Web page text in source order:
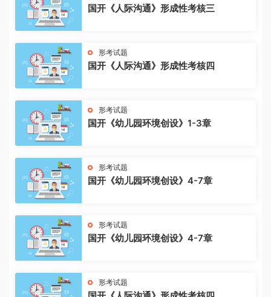
国开《人际沟通》形成性考核三
形考试题
国开《人际沟通》形成性考核四
形考试题
国开《幼儿园环境创设》1-3章
形考试题
国开《幼儿园环境创设》4-7章
形考试题
国开《幼儿园环境创设》4-7章
形考试题